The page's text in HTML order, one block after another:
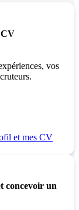
CV
vos
et mes CV
concevoir un